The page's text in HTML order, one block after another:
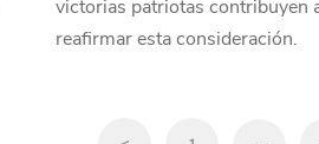
victorias patriotas contribuyen
reafirmar esta consideración.